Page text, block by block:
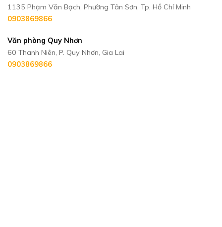
1135 Phạm Văn Bạch, Phường Tân Sơn, Tp. Hồ Chí Minh
0903869866
Văn phòng Quy Nhơn
60 Thanh Niên, P. Quy Nhơn, Gia Lai
0903869866